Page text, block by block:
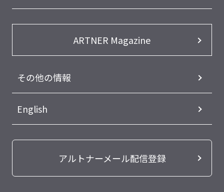
ARTNER Magazine
その他の情報
English
アルトナーメール配信登録